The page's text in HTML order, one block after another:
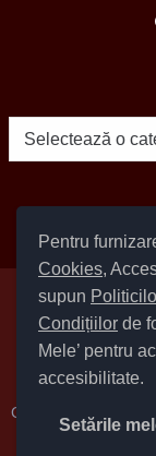
Pentru
Cookies,
supun
Condițiilor de
Mele’ pentru
accesibilitate.
Setările
Categorii
de
Informare cu
|
Cod Județ 4 /
SIRUTA al